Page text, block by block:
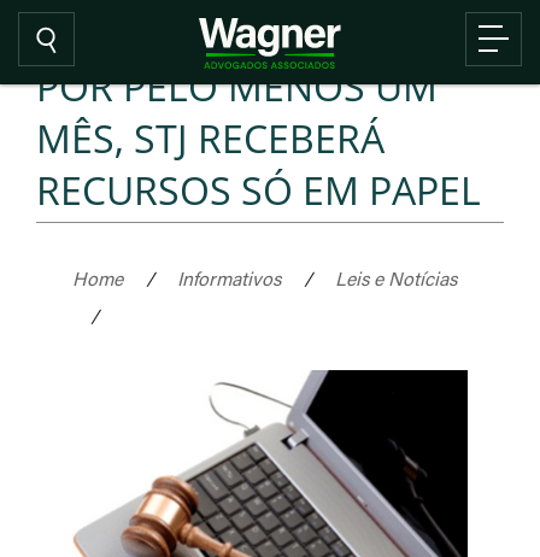
POR PELO MENOS UM
MÊS, STJ RECEBERÁ
RECURSOS SÓ EM PAPEL
Home / Informativos /
Leis e Notícias
/